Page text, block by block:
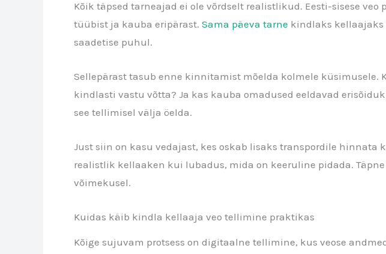
Kõik täpsed tarneajad ei ole võrdselt realistlikud. Eesti-sisese
tüübist ja kauba eripärast. Sama päeva tarne kindlaks kellaajaks
saadetise puhul.
Sellepärast tasub enne kinnitamist mõelda kolmele küsimusele.
kindlasti vastu võtta? Ja kas kauba omadused eeldavad
see tellimisel välja öelda.
Just siin on kasu vedajast, kes oskab lisaks transpordile
realistlik kellaaken kui lubadus, mida on keeruline pidada.
võimekusel.
Kuidas käib kindla kellaaja veo tellimine praktikas
Kõige sujuvam protsess on digitaalne tellimine, kus veose